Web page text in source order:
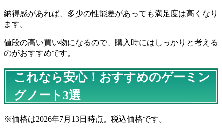
納得感があれば、多少の性能差があっても満足度は高くなり
ます。
値段の高い買い物になるので、購入時にはしっかりと考える
のがおすすめです。
これなら安心！おすすめのゲーミン
グノート3選
※価格は2026年7月13日時点。税込価格です。